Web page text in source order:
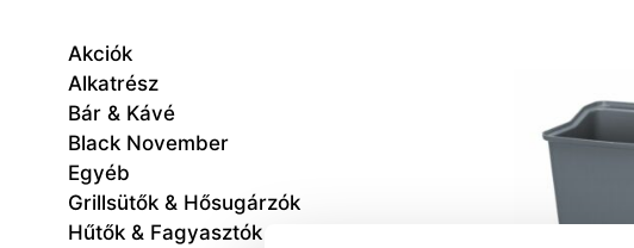
Akciók
Alkatrész
Bár & Kávé
Black November
Egyéb
Grillsütők & Hősugárzók
Hűtők & Fagyasztók